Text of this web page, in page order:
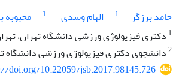
حامد برزگر
1 الهام وسدی 1 محبوبه
1 دکتری فیزیولوژی ورزشی دانشگاه تهران،
2دانشجوی دکتری فیزیولوژی ورزشی دانشگاه
doi.org/10.22059/jsb.2017.98145.726